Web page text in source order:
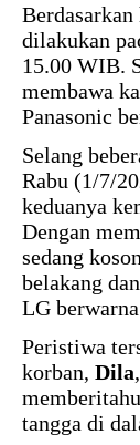
dilakukan
15.00 WIB.
membawa
Panasonic
Selang
Rabu (1/7/
keduanya
Dengan
sedang
belakang
LG
Peristiwa
korban, Dila
tangga di